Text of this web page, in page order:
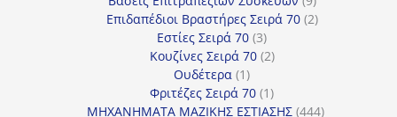
προϊόντα
Επιδαπέδιοι Βραστήρες Σειρά 70 22
Εστίες Σειρά 70 33
προϊόντα
Κουζίνες Σειρά 70 22
Ουδέτερα 11
προϊόν
Φριτέζες Σειρά 70 11
προϊόν
ΜΗΧΑΝΗΜΑΤΑ ΜΑΖΙΚΗΣ ΕΣΤΙΑΣΗΣ 444444